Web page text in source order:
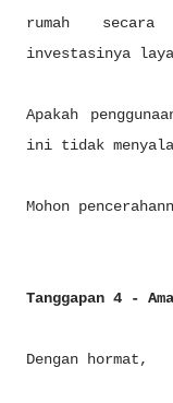
rumah
investasinya
Apakah
ini tidak
Mohon
Tanggapan 4 -
Dengan hormat,